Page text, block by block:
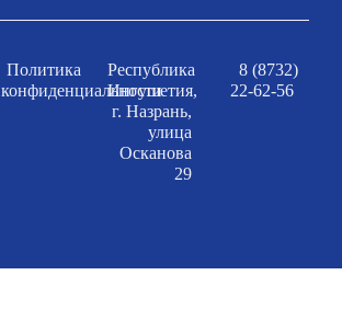
Политика
конфиденциальности
Республика
Ингушетия,
г. Назрань,
улица
Осканова
29
8 (8732)
22-62-56